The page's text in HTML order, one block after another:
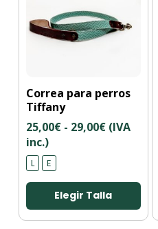
producto
producto
tiene
múltiples
variantes.
Las
opciones
se
pueden
elegir
Correa para perros
Tiffany
25,00€ - 29,00€Rango
25,00€
hasta
29,00€
(IVA
inc.)
L E
Elegir Talla